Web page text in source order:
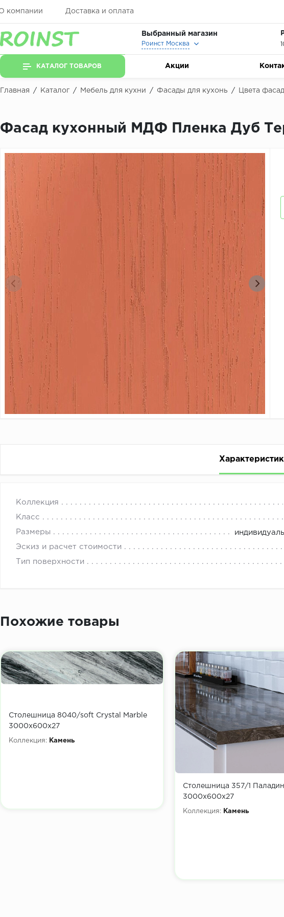
компании Доставка и оплата
Выбранный магазин
Роинст Москва
КАТАЛОГ ТОВАРОВ Акции
Главная / Каталог / Мебель для кухни / Фасады для кухонь / Цвета
Фасад кухонный МДФ Пленка Дуб
Коллекция
Класс
Размеры
Эскиз и расчет стоимости
Тип поверхности
Похожие товары
Столешница 8040/soft Crystal Marble
3000х600х27
Коллекция: Камень
Столешница 357/1
3000х600х27
Коллекция: Камень